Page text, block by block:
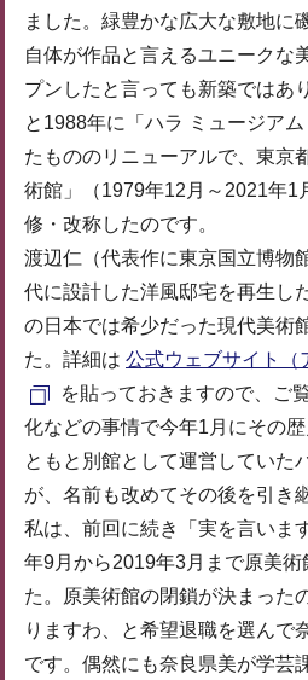
ました。緑豊かな広大な敷地に
自体が作品と言えるユニークな
プンしたと言っても新築ではあ
と1988年に「ハラ ミュージア
たもののリニューアルで、東京
術館」（1979年12月～2021年1
修・改称したのです。
渡辺仁（代表作に東京国立博物
代に設計した洋風邸宅を再生し
の日本では希少だった現代美術
た。詳細は 公式ウェブサイト（
を貼っておきますので、ご
化などの事情で今年1月にその
ともと別館として運営していた
が、名前も改めてその後を引き
私は、前回に続き「実を言いま
年9月から2019年3月まで原美術
た。原美術館の閉鎖が決まった
りますわ、と希望退職を選んで
です。偶然にも奈良県美が学芸